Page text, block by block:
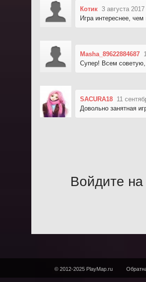
Котик 3 августа
Игра интереснее,
Masha_89622884687
Супер! Всем советую,
SACURA18 11
Довольно занятная
Войдите на
© 2012-2025 PlayMap.ru